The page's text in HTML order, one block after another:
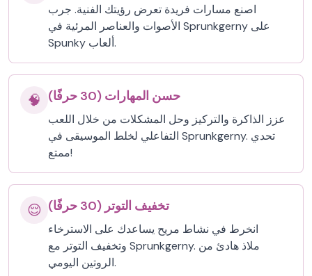
اصنع مسارات فريدة تعرض رؤيتك الفنية. جرب
الأصوات والعناصر المرئية في Sprunkgerny على
Spunky ألعاب.
🧠 حسن المهارات (30 حرفًا)
عزز الذاكرة والتركيز وحل المشكلات من خلال اللعب
التفاعلي لخلط الموسيقى في Sprunkgerny. تحدي
ممتع!
😌 تخفيف التوتر (30 حرفًا)
انخرط في نشاط مريح يساعدك على الاسترخاء
وتخفيف التوتر مع Sprunkgerny. ملاذ هادئ من
الروتين اليومي.